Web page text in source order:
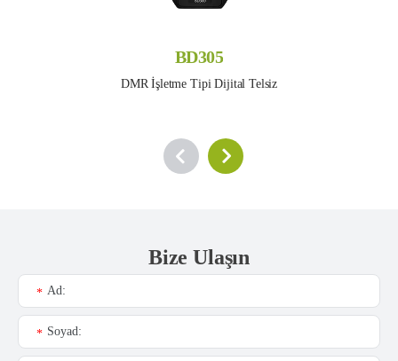
BD305
DMR İşletme Tipi Dijital Telsiz
Bize Ulaşın
Ad:
*
Soyad:
*